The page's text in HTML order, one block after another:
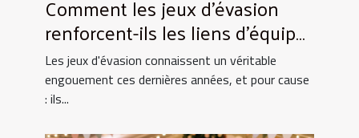
Comment les jeux d'évasion
renforcent-ils les liens d'équipe
?
Les jeux d'évasion connaissent un véritable
engouement ces dernières années, et pour cause
: ils...